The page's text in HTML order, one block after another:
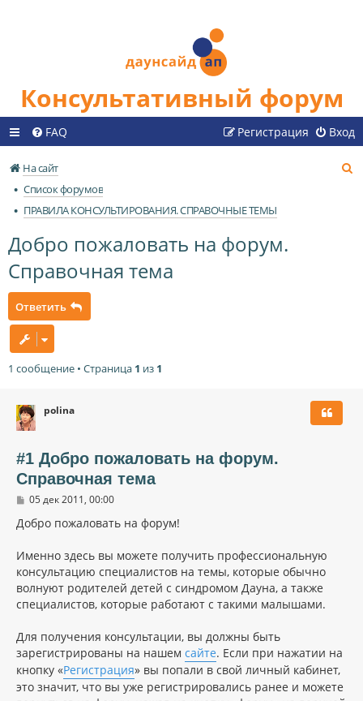
Консультативный форум
FAQ Вход
Регистрация
На сайт
Список форумов
ПРАВИЛА КОНСУЛЬТИРОВАНИЯ. СПРАВОЧНЫЕ ТЕМЫ
Добро пожаловать на форум.
Справочная тема
Ответить
1 сообщение • Страница 1 из 1
polina
#1 Добро пожаловать на форум.
Справочная тема
С
о
е
н
и
е
05 дек 2011, 00:00
Добро пожаловать на форум!
Именно здесь вы можете получить профессиональную
консультацию специалистов на темы, которые обычно
волнуют родителей детей с синдромом Дауна, а также
специалистов, которые работают с такими малышами.
Для получения консультации, вы должны быть
зарегистрированы на нашем сайте. Если при нажатии на
кнопку «Регистрация» вы попали в свой личный кабинет,
это значит, что вы уже регистрировались ранее и можете